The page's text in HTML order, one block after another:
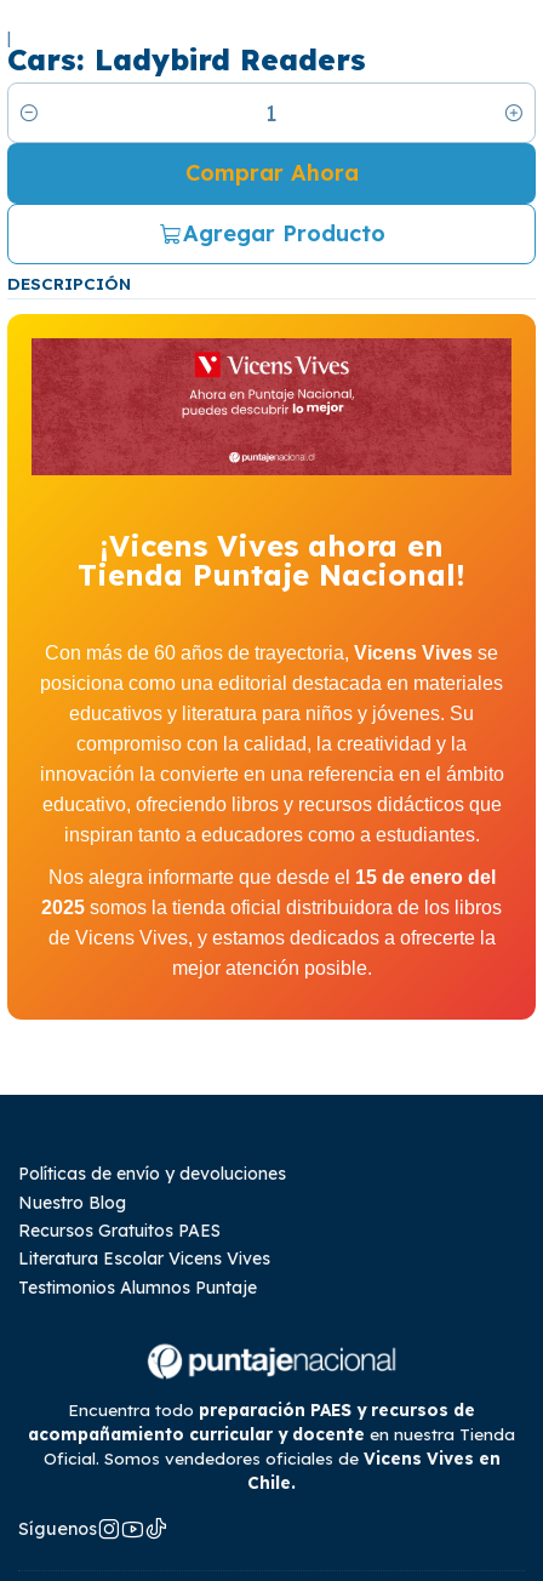
|
Cars: Ladybird Readers
Cantidad
Agregar Producto
Comprar Ahora
DESCRIPCIÓN
¡Vicens Vives ahora en
Tienda Puntaje Nacional!
Con más de 60 años de trayectoria, Vicens Vives se
posiciona como una editorial destacada en materiales
educativos y literatura para niños y jóvenes. Su
compromiso con la calidad, la creatividad y la
innovación la convierte en una referencia en el ámbito
educativo, ofreciendo libros y recursos didácticos que
inspiran tanto a educadores como a estudiantes.
Nos alegra informarte que desde el 15 de enero del
2025 somos la tienda oficial distribuidora de los libros
de Vicens Vives, y estamos dedicados a ofrecerte la
mejor atención posible.
Políticas de envío y devoluciones
Nuestro Blog
Recursos Gratuitos PAES
Literatura Escolar Vicens Vives
Testimonios Alumnos Puntaje
Encuentra todo preparación PAES y recursos de
acompañamiento curricular y docente en nuestra Tienda
Oficial. Somos vendedores oficiales de Vicens Vives en
Chile.
Síguenos